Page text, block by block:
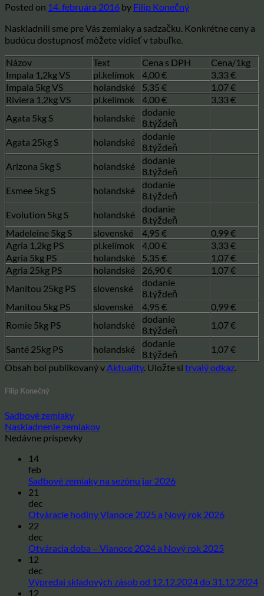
Posted on 14. februára 2016 by Filip Konečný
Naskladnili sme pre Vás zemiaky a sadzačku. Konkrétne ceny a
budúcu dostupnosť môžete vidieť v tabuľke.
Názov
Text Cena s DPH
Cena/1kg
Impala 1,2kg VS
pl.kelímok 4,00 €
3,33 €
Impala 5kg VS
holandské 5,35 €
1,07 €
Riviera 1,2kg VS
pl.kelímok 4,00 €
3,33 €
Agata 5kg S
holandské
dodanie
8.týždeň
Agata 25kg S
holandské
dodanie
8.týždeň
Arizona 5kg S
holandské
dodanie
8.týždeň
Esmee 5kg S
holandské
dodanie
8.týždeň
Evolution 5kg S
holandské
dodanie
8.týždeň
Madeleine 5kg S
slovenské 4,95 €
0,99 €
Agria 1,2kg PS
pl.kelímok 4,00 €
3,33 €
Agria 5kg PS
holandské 5,35 €
1,07 €
Agria 25kg PS
holandské 26,90 €
1,07 €
Manitou 25kg PS
slovenské
dodanie
8.týždeň
Manitou 5kg PS
slovenské 4,95 €
0,99 €
Romie 5kg PS
holandské
dodanie
8.týždeň
1,07 €
Santé 25kg PS holandské
dodanie
8.týždeň
1,07 €
Obsah bol publikovaný vAktuality. Uložte si trvalý odkaz.
Filip Konečný
Sadbové zemiaky
Naskladnenie zemiakov
Nedávne príspevky
14
feb
Sadbové zemiaky na sezónu jar 2026Žiadne
Sadbové
sezónu
21
dec
Otváracie hodiny Vianoce 2025 a Nový rok 2026Žiadne
Otváracie
2025
22
dec
Otváracia doba – Vianoce 2024 a Nový rok 2025Žiadne
Otváracia
12
dec
Výpredaj skladových zásob od 12.12.2024 do 31.12.2024
12